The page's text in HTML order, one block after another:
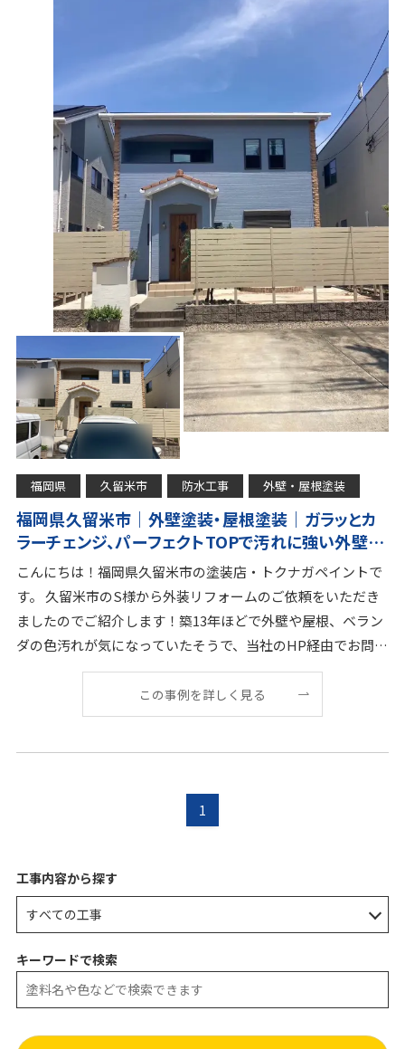
福岡県 久留米市 防水工事 外壁・屋根塗装
福岡県久留米市｜外壁塗装・屋根塗装｜ガラッとカ
ラーチェンジ、パーフェクトTOPで汚れに強い外壁へ
｜築13年様S邸
こんにちは！福岡県久留米市の塗装店・トクナガペイントで
す。 久留米市のS様から外装リフォームのご依頼をいただき
ましたのでご紹介します！築13年ほどで外壁や屋根、ベラン
ダの色汚れが気になっていたそうで、当社のHP経由でお問い
合わせくださいました。 誠にありがとうござい
この事例を詳しく見る
1
工事内容から探す
キーワードで検索